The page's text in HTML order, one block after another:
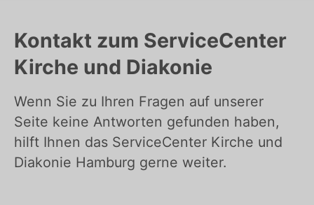
Kontakt zum ServiceCenter
Kirche und Diakonie
Wenn Sie zu Ihren Fragen auf unserer
Seite keine Antworten gefunden haben,
hilft Ihnen das ServiceCenter Kirche und
Diakonie Hamburg gerne weiter.